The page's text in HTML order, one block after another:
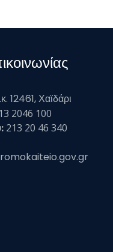
12461, Χαϊδάρι
2046 100
213 20 46 340